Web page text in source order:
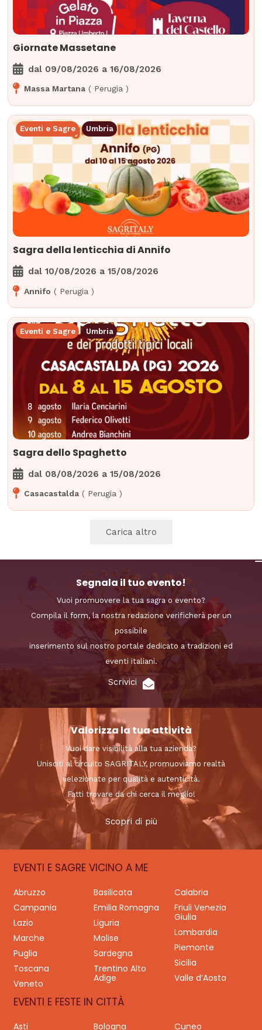
Giornate Massetane
dal 09/08/2026 a 16/08/2026
Massa Martana ( Perugia )
Eventi e Sagre Umbria
Sagra della lenticchia di Annifo
dal10/08/2026 a 15/08/2026
Annifo ( Perugia )
Eventi e Sagre Umbria
Sagra dello Spaghetto
dal 08/08/2026 a 15/08/2026
Casacastalda ( Perugia )
Carica altro
Segnala il tuo evento!
Vuoi promuovere la tua sagra o evento?
Compila il form, la nostra redazione verificherà per un
possibile
inserimento sul nostro portale dedicato a tradizioni ed
eventi italiani.
Scrivici
Valorizza la tua attività
Vuoi dare visibilità alla tua azienda?
Unisciti al circuito SAGRITALY, promuoviamo realtà
selezionate per qualità e autenticità.
Fatti trovare da chi cerca il meglio!
Scopri di più
EVENTI E SAGRE VICINO A ME
Abruzzo Basilicata
Calabria
Campania
Emilia Romagna
Friuli Venezia
Giulia
Lazio
Liguria
Lombardia
Marche
Molise
Piemonte
Puglia
Sardegna
Sicilia
Toscana
Trentino Alto
Adige
Valle d’Aosta
Veneto
EVENTI E FESTE IN CITTÀ
Asti Bologna
Cuneo